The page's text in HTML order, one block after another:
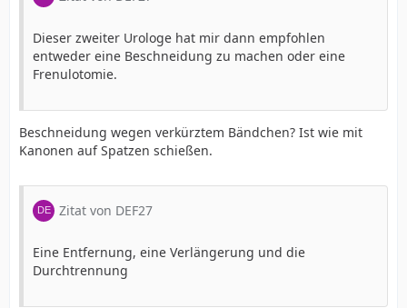
Dieser zweiter Urologe hat mir dann empfohlen
entweder eine Beschneidung zu machen oder eine
Frenulotomie.
Beschneidung wegen verkürztem Bändchen? Ist wie mit
Kanonen auf Spatzen schießen.
Zitat von DEF27
Eine Entfernung, eine Verlängerung und die
Durchtrennung